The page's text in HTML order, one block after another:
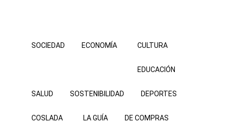
SOCIEDAD ECONOMÍA CULTURA
EDUCACIÓN
SALUD SOSTENIBILIDAD DEPORTES
COSLADA LA GUÍA DE COMPRAS